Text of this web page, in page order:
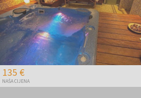
135 €
NAŠA CIJENA